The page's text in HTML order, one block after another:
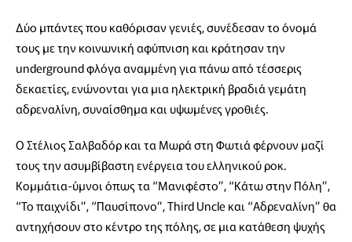
Δύο μπάντες που καθόρισαν γενιές, συνέδεσαν το όνομά
τους με την κοινωνική αφύπνιση και κράτησαν την
underground φλόγα αναμμένη για πάνω από τέσσερις
δεκαετίες, ενώνονται για μια ηλεκτρική βραδιά γεμάτη
αδρεναλίνη, συναίσθημα και υψωμένες γροθιές.
Ο Στέλιος Σαλβαδόρ και τα Μωρά στη Φωτιά φέρνουν μαζί
τους την ασυμβίβαστη ενέργεια του ελληνικού ροκ.
Κομμάτια-ύμνοι όπως τα “Μανιφέστο”, “Κάτω στην Πόλη”,
“Το παιχνίδι”, “Παυσίπονο”, Third Uncle και “Αδρεναλίνη” θα
αντηχήσουν στο κέντρο της πόλης, σε μια κατάθεση ψυχής